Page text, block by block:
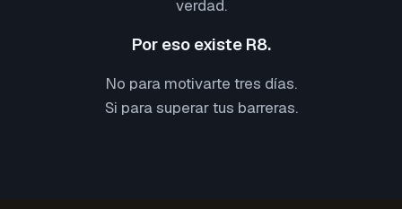
verdad.
Por eso existe R8.
No para motivarte tres días.
Si para superar tus barreras.